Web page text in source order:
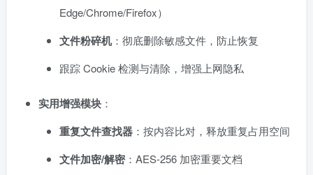
Edge/Chrome/Firefox）
文件粉碎机：彻底删除敏感文件，防止恢复
跟踪 Cookie 检测与清除，增强上网隐私
实用增强模块 ：
重复文件查找器 ：按内容比对，释放重复占用空间
文件加密/解密：AES-256 加密重要文档